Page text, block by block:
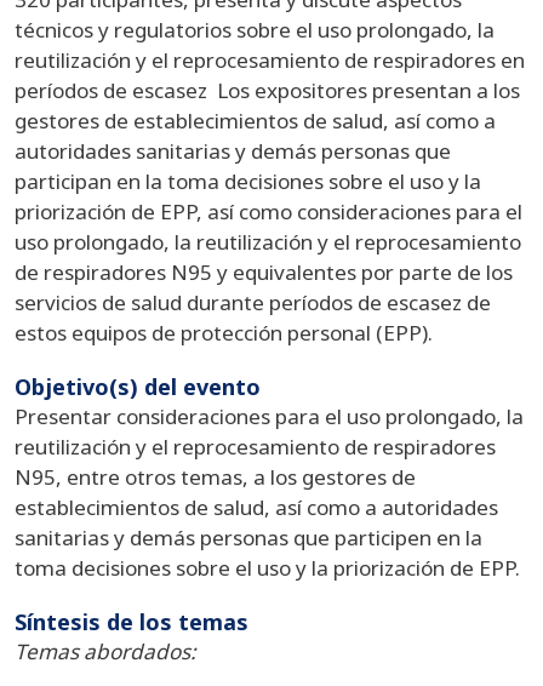
técnicos y regulatorios sobre el uso prolongado, la
reutilización y el reprocesamiento de respiradores en
períodos de escasez Los expositores presentan a los
gestores de establecimientos de salud, así como a
autoridades sanitarias y demás personas que
participan en la toma decisiones sobre el uso y la
priorización de EPP, así como consideraciones para el
uso prolongado, la reutilización y el reprocesamiento
de respiradores N95 y equivalentes por parte de los
servicios de salud durante períodos de escasez de
estos equipos de protección personal (EPP).
Objetivo(s) del evento
Presentar consideraciones para el uso prolongado, la
reutilización y el reprocesamiento de respiradores
N95, entre otros temas, a los gestores de
establecimientos de salud, así como a autoridades
sanitarias y demás personas que participen en la
toma decisiones sobre el uso y la priorización de EPP.
Síntesis de los temas
Temas abordados: